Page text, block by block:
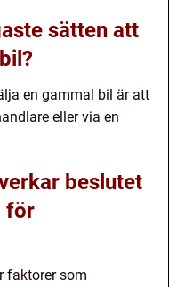
sätten att
en gammal bil är att
eller via en
beslutet
för
faktorer som